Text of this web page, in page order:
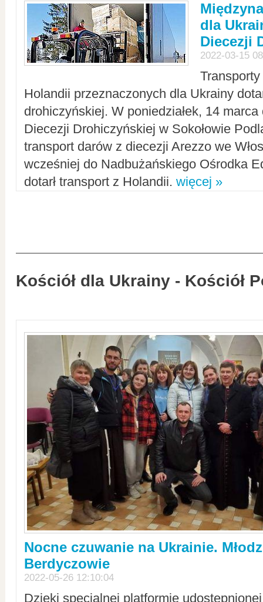
dla
Diecezji
2022-03-15
Holandii przeznaczonych dla Ukrainy
drohiczyńskiej. W poniedziałek, 14
Diecezji Drohiczyńskiej w Sokołowie
transport darów z diecezji Arezzo we
wcześniej do Nadbużańskiego Ośrodka
dotarł transport z Holandii. więcej »
Kościół dla Ukrainy - Kościół
Nocne czuwanie na Ukrainie.
Berdyczowie
2022-05-26 12:10:04
Dzięki specjalnej platformie